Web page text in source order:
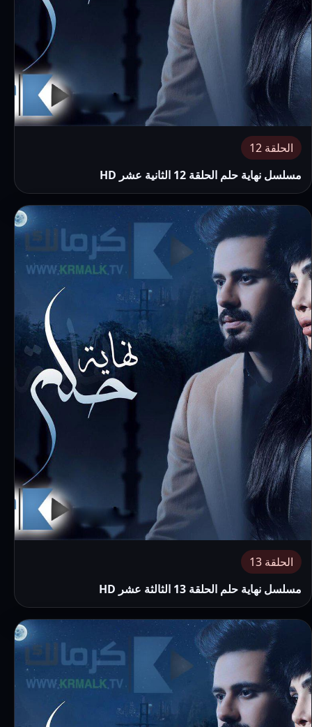
الحلقة 12
مسلسل نهاية حلم الحلقة 12 الثانية عشر HD
الحلقة 13
مسلسل نهاية حلم الحلقة 13 الثالثة عشر HD